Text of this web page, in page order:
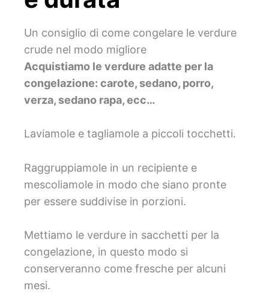
Un consiglio di come congelare le verdure
crude nel modo migliore
Acquistiamo le verdure adatte per la
congelazione: carote, sedano, porro,
verza, sedano rapa, ecc…
Laviamole e tagliamole a piccoli tocchetti.
Raggruppiamole in un recipiente e
mescoliamole in modo che siano pronte
per essere suddivise in porzioni.
Mettiamo le verdure in sacchetti per la
congelazione, in questo modo si
conserveranno come fresche per alcuni
mesi.